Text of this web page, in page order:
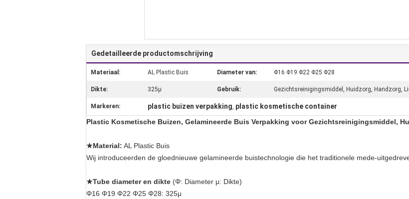
Gedetailleerde productomschrijving
Materiaal: AL Plastic Buis Diameter van: Φ16 Φ19 Φ22 Φ25 Φ28
Dikte: 325μ Gebruik: Gezichtsreinigingsmiddel, Huidzorg, Handzorg,
Markeren: plastic buizen verpakking, plastic kosmetische container
Plastic Kosmetische Buizen, Gelamineerde Buis Verpakking voor Gezichtsreinigingsmiddel,
★Material: AL Plastic Buis
Wij introduceerden de gloednieuwe gelamineerde buistechnologie die het traditionele mede-
★Tube diameter en dikte (Φ: Diameter μ: Dikte)
Φ16 Φ19 Φ22 Φ25 Φ28: 325μ